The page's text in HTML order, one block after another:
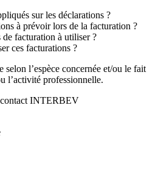
sur les déclarations ?
à prévoir lors de la facturation ?
facturation à utiliser ?
ces facturations ?
selon l’espèce concernée et/ou le fait
l’activité professionnelle.
contact INTERBEV